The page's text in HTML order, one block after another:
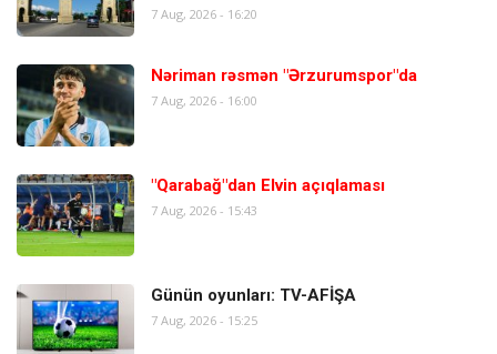
7 Aug, 2026 - 16:20
Nəriman rəsmən "Ərzurumspor"da
7 Aug, 2026 - 16:00
"Qarabağ"dan Elvin açıqlaması
7 Aug, 2026 - 15:43
Günün oyunları: TV-AFİŞA
7 Aug, 2026 - 15:25